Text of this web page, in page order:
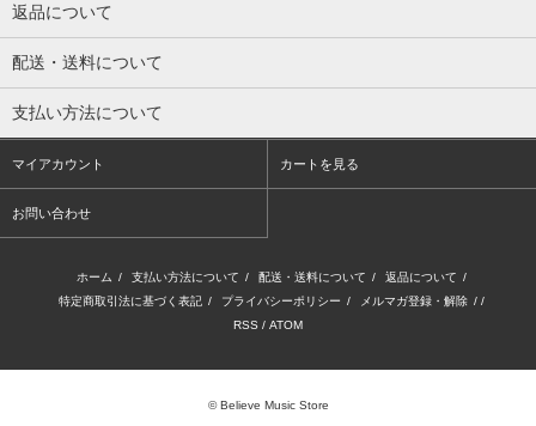
返品について
配送・送料について
支払い方法について
マイアカウント カートを見る
お問い合わせ
ホーム / 支払い方法について / 配送・送料について / 返品について /
特定商取引法に基づく表記 / プライバシーポリシー / メルマガ登録・解除 / /
RSS / ATOM
© Believe Music Store